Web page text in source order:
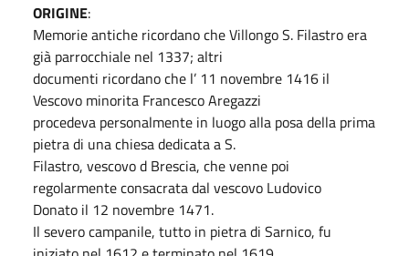
ORIGINE:
Memorie antiche ricordano che Villongo S. Filastro era
già parrocchiale nel 1337; altri
documenti ricordano che l’ 11 novembre 1416 il
Vescovo minorita Francesco Aregazzi
procedeva personalmente in luogo alla posa della prima
pietra di una chiesa dedicata a S.
Filastro, vescovo d Brescia, che venne poi
regolarmente consacrata dal vescovo Ludovico
Donato il 12 novembre 1471.
Il severo campanile, tutto in pietra di Sarnico, fu